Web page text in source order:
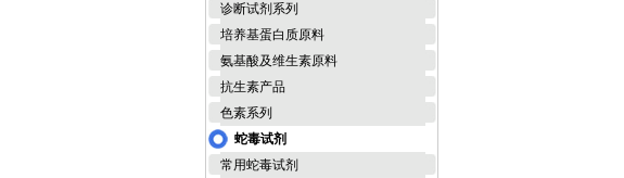
诊断试剂系列
培养基蛋白质原料
氨基酸及维生素原料
抗生素产品
色素系列
蛇毒试剂
常用蛇毒试剂